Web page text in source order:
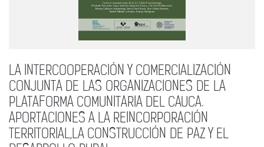
LA INTERCOOPERACIÓN Y COMERCIALIZACIÓN
CONJUNTA DE LAS ORGANIZACIONES DE LA
PLATAFORMA COMUNITARIA DEL CAUCA.
APORTACIONES A LA REINCORPORACIÓN
TERRITORIAL,LA CONSTRUCCIÓN DE PAZ Y EL